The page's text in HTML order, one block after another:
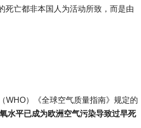
死亡都非本国人为活动所致，而是由
WHO）《全球空气质量指南》规定的
水平已成为欧洲空气污染导致过早死